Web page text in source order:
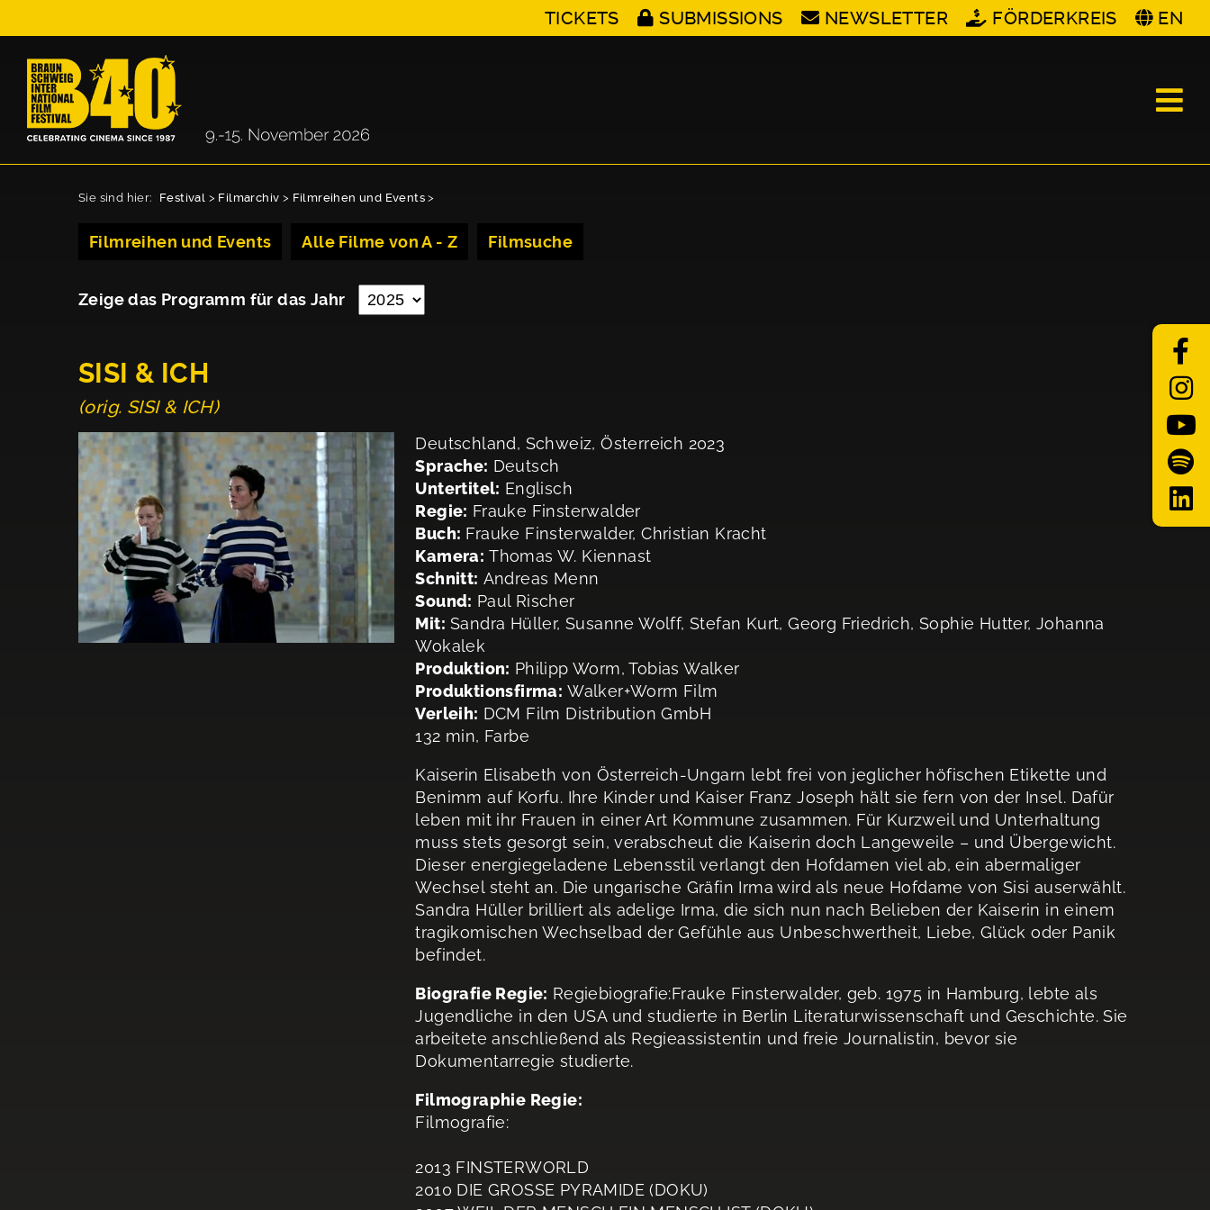
TICKETS SUBMISSIONS NEWSLETTER FÖRDERKREIS EN
Sie sind hier: Festival > Filmarchiv > Filmreihen und Events >
Filmreihen und Events Alle Filme von A - Z Filmsuche
Zeige das Programm für das Jahr
SISI & ICH
(orig. SISI & ICH)
Deutschland, Schweiz, Österreich 2023
Sprache: Deutsch
Untertitel: Englisch
Regie: Frauke Finsterwalder
Buch: Frauke Finsterwalder, Christian Kracht
Kamera: Thomas W. Kiennast
Schnitt: Andreas Menn
Sound: Paul Rischer
Mit: Sandra Hüller, Susanne Wolff, Stefan Kurt, Georg Friedrich, Sophie Hutter, Johanna
Wokalek
Produktion: Philipp Worm, Tobias Walker
Produktionsfirma: Walker+Worm Film
Verleih: DCM Film Distribution GmbH
132 min, Farbe
Kaiserin Elisabeth von Österreich-Ungarn lebt frei von jeglicher höfischen Etikette und
Benimm auf Korfu. Ihre Kinder und Kaiser Franz Joseph hält sie fern von der Insel. Dafür
leben mit ihr Frauen in einer Art Kommune zusammen. Für Kurzweil und Unterhaltung
muss stets gesorgt sein, verabscheut die Kaiserin doch Langeweile – und Übergewicht.
Dieser energiegeladene Lebensstil verlangt den Hofdamen viel ab, ein abermaliger
Wechsel steht an. Die ungarische Gräfin Irma wird als neue Hofdame von Sisi auserwählt.
Sandra Hüller brilliert als adelige Irma, die sich nun nach Belieben der Kaiserin in einem
tragikomischen Wechselbad der Gefühle aus Unbeschwertheit, Liebe, Glück oder Panik
befindet.
Biografie Regie: Regiebiografie:Frauke Finsterwalder, geb. 1975 in Hamburg, lebte als
Jugendliche in den USA und studierte in Berlin Literaturwissenschaft und Geschichte. Sie
arbeitete anschließend als Regieassistentin und freie Journalistin, bevor sie
Dokumentarregie studierte.
Filmographie Regie:
Filmografie:
2013 FINSTERWORLD
2010 DIE GROSSE PYRAMIDE (DOKU)